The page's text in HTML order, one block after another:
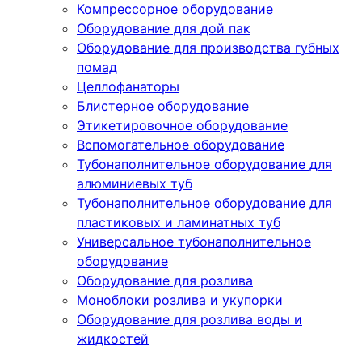
Компрессорное оборудование
Оборудование для дой пак
Оборудование для производства губных
помад
Целлофанаторы
Блистерное оборудование
Этикетировочное оборудование
Вспомогательное оборудование
Тубонаполнительное оборудование для
алюминиевых туб
Тубонаполнительное оборудование для
пластиковых и ламинатных туб
Универсальное тубонаполнительное
оборудование
Оборудование для розлива
Моноблоки розлива и укупорки
Оборудование для розлива воды и
жидкостей